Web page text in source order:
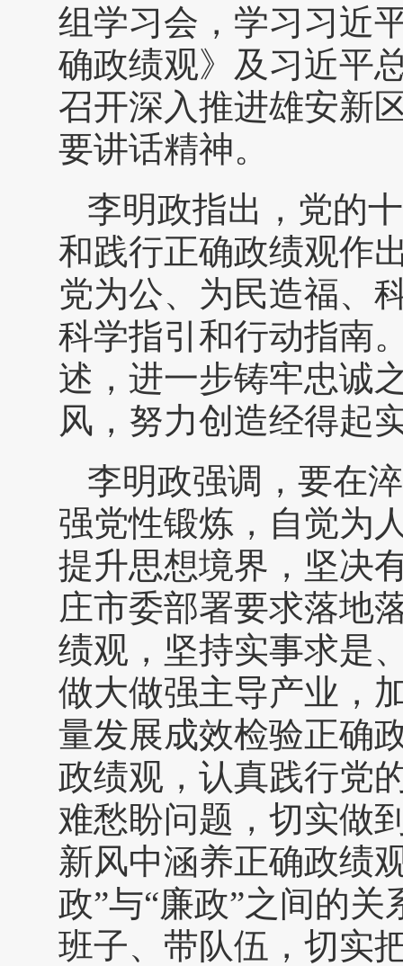
组学习会，学习习近
确政绩观》及习近平
召开深入推进雄安新
要讲话精神。
李明政指出，党的
和践行正确政绩观作
党为公、为民造福、
科学指引和行动指南
述，进一步铸牢忠诚
风，努力创造经得起
李明政强调，要在
强党性锻炼，自觉为
提升思想境界，坚决
庄市委部署要求落地
绩观，坚持实事求是
做大做强主导产业，
量发展成效检验正确
政绩观，认真践行党
难愁盼问题，切实做
新风中涵养正确政绩
政”与“廉政”之间的
班子、带队伍，切实